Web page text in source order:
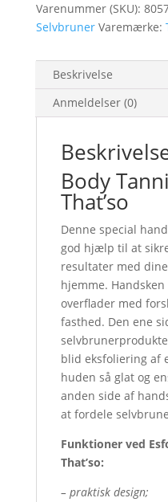
Varenummer (SKU):
Selvbruner Varemærke:
Beskrivelse
Anmeldelser (0)
Body
That’so
Denne special
god hjælp til at
resultater med
hjemme.
overflader med
fasthed. Den ene
blid eksfoliering af
huden så glat og
anden side af
at fordele
Funktioner ved
That’so:
– praktisk design;